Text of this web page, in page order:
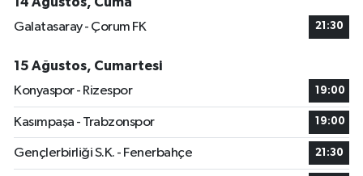
Galatasaray - Çorum FK
21:30
15 Ağustos, Cumartesi
Konyaspor - Rizespor
19:00
Kasımpaşa - Trabzonspor 19:00
Gençlerbirliği S.K. - Fenerbahçe 21:30